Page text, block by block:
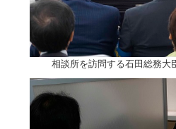
相談所を訪問する石田総務大